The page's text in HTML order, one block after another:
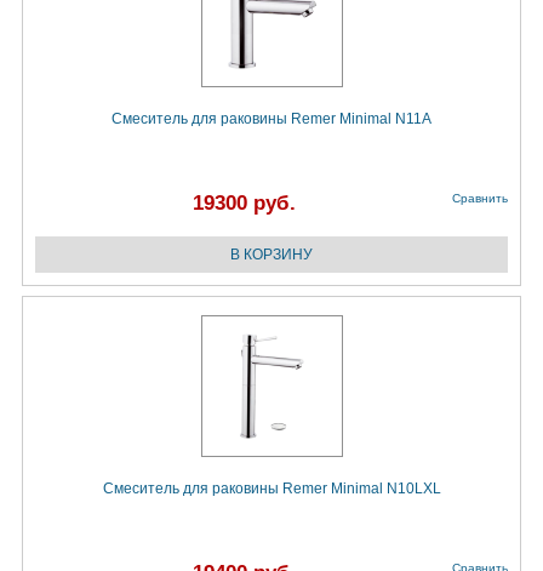
Смеситель для раковины Remer Minimal N11A
19300 руб. Сравнить
Смеситель для раковины Remer Minimal N10LXL
Сравнить